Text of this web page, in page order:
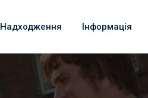
Надходження Інформація